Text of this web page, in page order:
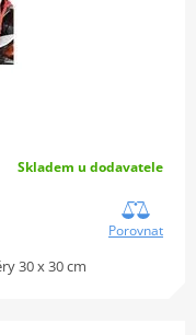
Skladem u dodavatele
Porovnat
30 x 30 cm